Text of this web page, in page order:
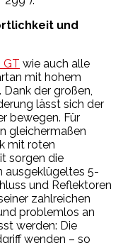
und
GT wie auch alle
mit hohem
der großen,
lässt sich der
bewegen. Für
gleichermaßen
mit roten
sorgen die
ausgeklügeltes 5-
und Reflektoren
zahlreichen
problemlos an
werden: Die
wenden – so